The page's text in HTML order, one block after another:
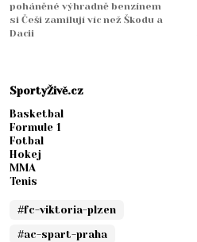
poháněné výhradně benzínem
si Češi zamilují víc než Škodu a
Dacii
SportyŽivě.cz
Basketbal
Formule 1
Fotbal
Hokej
MMA
Tenis
#fc-viktoria-plzen
#ac-spart-praha